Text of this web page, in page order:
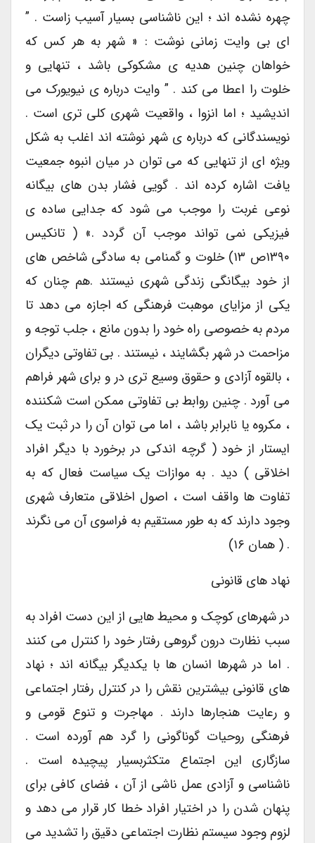
چهره نشده اند ؛ این ناشناسی بسیار آسیب زاست . ”
ای بی وایت زمانی نوشت : « شهر به هر کس که
خواهان چنین هدیه ی مشکوکی باشد ، تنهایی و
خلوت را اعطا می کند . ” وایت درباره ی نیویورک می
اندیشید ؛ اما انزوا ، واقعیت شهری کلی تری است .
نویسندگانی که درباره ی شهر نوشته اند اغلب به شکل
ویژه ای از تنهایی که می توان در میان انبوه جمعیت
یافت اشاره کرده اند . گویی فشار بدن های بیگانه
نوعی غربت را موجب می شود که جدایی ساده ی
فیزیکی نمی تواند موجب آن گردد .» ( تانکیس
۱۳۹۰ص ۱۳) خلوت و گمنامی به سادگی شاخص های
از خود بیگانگی زندگی شهری نیستند .هم چنان که
یکی از مزایای موهبت فرهنگی که اجازه می دهد تا
مردم به خصوصی راه خود را بدون مانع ، جلب توجه و
مزاحمت در شهر بگشایند ، نیستند . بی تفاوتی دیگران
، بالقوه آزادی و حقوق وسیع تری در و برای شهر فراهم
می آورد . چنین روابط بی تفاوتی ممکن است شکننده
، مکروه یا نابرابر باشد ، اما می توان آن را در ثبت یک
ایستار از خود ( گرچه اندکی در برخورد با دیگر افراد
اخلاقی ) دید . به موازات یک سیاست فعال که به
تفاوت ها واقف است ، اصول اخلاقی متعارف شهری
وجود دارند که به طور مستقیم به فراسوی آن می نگرند
. ( همان ۱۶)
نهاد های قانونی
در شهرهای کوچک و محیط هایی از این دست افراد به
سبب نظارت درون گروهی رفتار خود را کنترل می کنند
. اما در شهرها انسان ها با یکدیگر بیگانه اند ؛ نهاد
های قانونی بیشترین نقش را در کنترل رفتار اجتماعی
و رعایت هنجارها دارند . مهاجرت و تنوع قومی و
فرهنگی روحیات گوناگونی را گرد هم آورده است .
سازگاری این اجتماع متکثربسیار پیچیده است .
ناشناسی و آزادی عمل ناشی از آن ، فضای کافی برای
پنهان شدن را در اختیار افراد خطا کار قرار می دهد و
لزوم وجود سیستم نظارت اجتماعی دقیق را تشدید می